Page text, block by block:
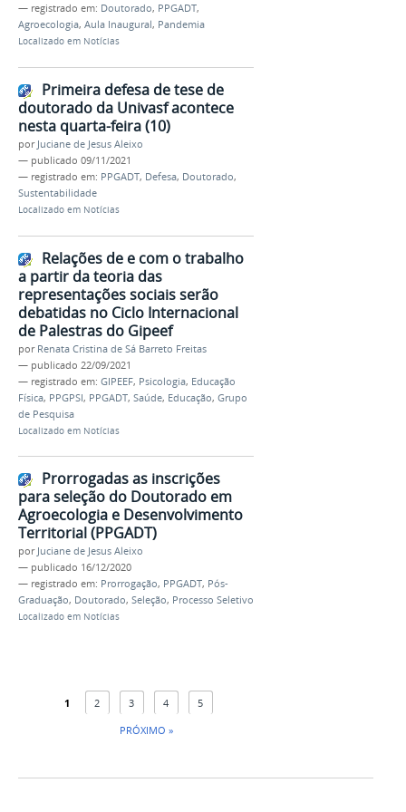
— registrado em: Doutorado, PPGADT,
Agroecologia, Aula Inaugural, Pandemia
Localizado em Notícias
Primeira defesa de tese de
doutorado da Univasf acontece
nesta quarta-feira (10)
por Juciane de Jesus Aleixo
— publicado 09/11/2021
— registrado em: PPGADT, Defesa, Doutorado,
Sustentabilidade
Localizado em Notícias
Relações de e com o trabalho
a partir da teoria das
representações sociais serão
debatidas no Ciclo Internacional
de Palestras do Gipeef
por Renata Cristina de Sá Barreto Freitas
— publicado 22/09/2021
— registrado em: GIPEEF, Psicologia, Educação
Física, PPGPSI, PPGADT, Saúde, Educação, Grupo
de Pesquisa
Localizado em Notícias
Prorrogadas as inscrições
para seleção do Doutorado em
Agroecologia e Desenvolvimento
Territorial (PPGADT)
por Juciane de Jesus Aleixo
— publicado 16/12/2020
— registrado em: Prorrogação, PPGADT, Pós-
Graduação, Doutorado, Seleção, Processo Seletivo
Localizado em Notícias
1 2 3 4
5
PRÓXIMO »